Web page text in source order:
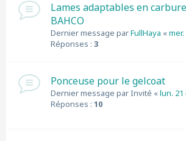
Lames adaptables en
BAHCO
Dernier message parFullHaya «mer.
Réponses : 3
Ponceuse pour le gelcoat
Dernier message parInvité «lun. 21
Réponses : 10